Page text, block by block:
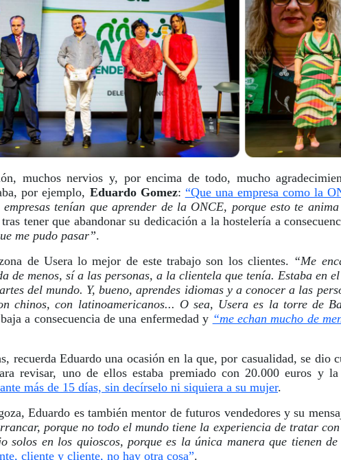
muchos nervios y, por encima de todo, mucho
por ejemplo, Eduardo Gomez: “Que una empresa como la
empresas tenían que aprender de la ONCE, porque esto te
tener que abandonar su dedicación a la hostelería a
me pudo pasar”.
de Usera lo mejor de este trabajo son los clientes. “Me
de menos, sí a las personas, a la clientela que tenía. Estaba
del mundo. Y, bueno, aprendes idiomas y a conocer a las
chinos, con latinoamericanos... O sea, Usera es la torre de
a consecuencia de una enfermedad y “me echan mucho de
recuerda Eduardo una ocasión en la que, por casualidad, se dio
revisar, uno de ellos estaba premiado con 20.000 euros y
más de 15 días, sin decírselo ni siquiera a su mujer.
Eduardo es también mentor de futuros vendedores y su
porque no todo el mundo tiene la experiencia de tratar
solos en los quioscos, porque es la única manera que tienen
cliente y cliente, no hay otra cosa”.